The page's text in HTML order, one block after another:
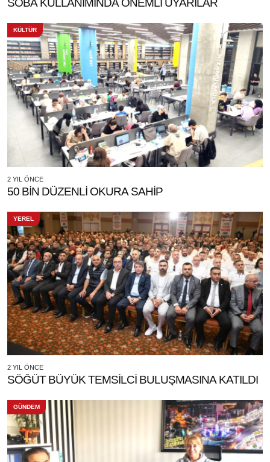
SOBA KULLANIMINDA ÖNEMLİ UYARILAR
KÜLTÜR
2 YIL ÖNCE
50 BİN DÜZENLİ OKURA SAHİP
YEREL
2 YIL ÖNCE
SÖĞÜT BÜYÜK TEMSİLCİ BULUŞMASINA KATILDI
GÜNDEM